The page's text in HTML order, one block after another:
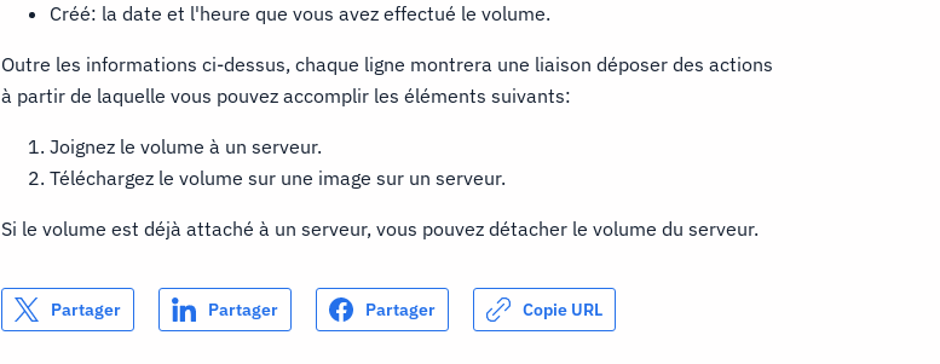
Créé: la date et l'heure que vous avez effectué le volume.
Outre les informations ci-dessus, chaque ligne montrera une liaison déposer des actions
à partir de laquelle vous pouvez accomplir les éléments suivants:
Joignez le volume à un serveur.
Téléchargez le volume sur une image sur un serveur.
Si le volume est déjà attaché à un serveur, vous pouvez détacher le volume du serveur.
Partager Partager Partager Copie URL